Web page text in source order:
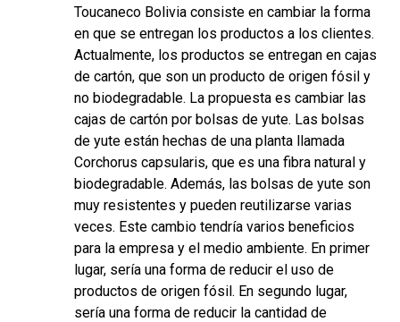
Toucaneco Bolivia consiste en cambiar la forma
en que se entregan los productos a los clientes.
Actualmente, los productos se entregan en cajas
de cartón, que son un producto de origen fósil y
no biodegradable. La propuesta es cambiar las
cajas de cartón por bolsas de yute. Las bolsas
de yute están hechas de una planta llamada
Corchorus capsularis, que es una fibra natural y
biodegradable. Además, las bolsas de yute son
muy resistentes y pueden reutilizarse varias
veces. Este cambio tendría varios beneficios
para la empresa y el medio ambiente. En primer
lugar, sería una forma de reducir el uso de
productos de origen fósil. En segundo lugar,
sería una forma de reducir la cantidad de